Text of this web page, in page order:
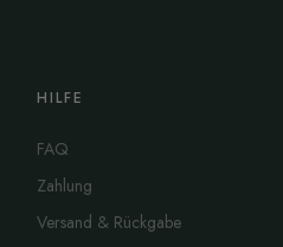
HILFE
FAQ
Zahlung
Versand & Rückgabe